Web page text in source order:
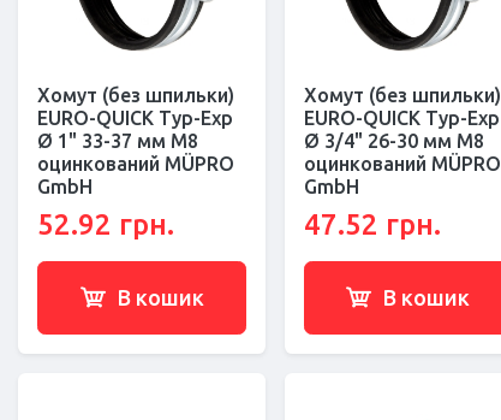
Хомут (без шпильки)
EURO-QUICK Typ-Exp
Ø 1" 33-37 мм M8
оцинкований MÜPRO
GmbH
52.92 грн.
В кошик
Хомут (без шпильки)
EURO-QUICK Typ-Exp
Ø 3/4" 26-30 мм M8
оцинкований MÜPRO
GmbH
47.52 грн.
В кошик